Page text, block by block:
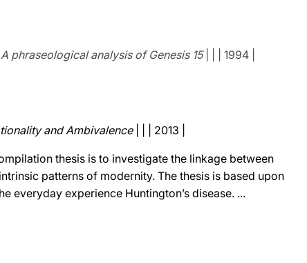
phraseological analysis of Genesis 15| | | 1994 |
and Ambivalence| | | 2013 |
thesis is to investigate the linkage between
patterns of modernity. The thesis is based upon
everyday experience Huntington’s disease. ...